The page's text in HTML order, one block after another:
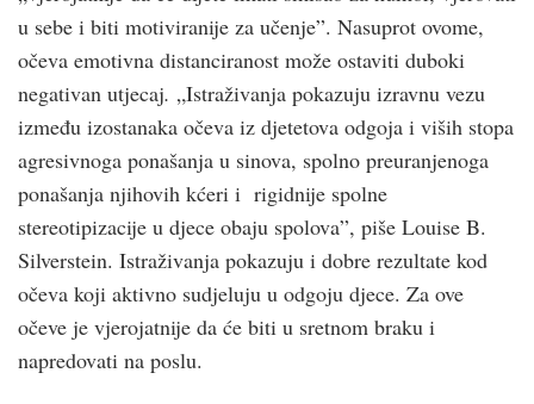
u sebe i biti motiviranije za učenje”. Nasuprot ovome,
očeva emotivna distanciranost može ostaviti duboki
negativan utjecaj. „Istraživanja pokazuju izravnu vezu
između izostanaka očeva iz djetetova odgoja i viših stopa
agresivnoga ponašanja u sinova, spolno preuranjenoga
ponašanja njihovih kćeri i rigidnije spolne
stereotipizacije u djece obaju spolova”, piše Louise B.
Silverstein. Istraživanja pokazuju i dobre rezultate kod
očeva koji aktivno sudjeluju u odgoju djece. Za ove
očeve je vjerojatnije da će biti u sretnom braku i
napredovati na poslu.